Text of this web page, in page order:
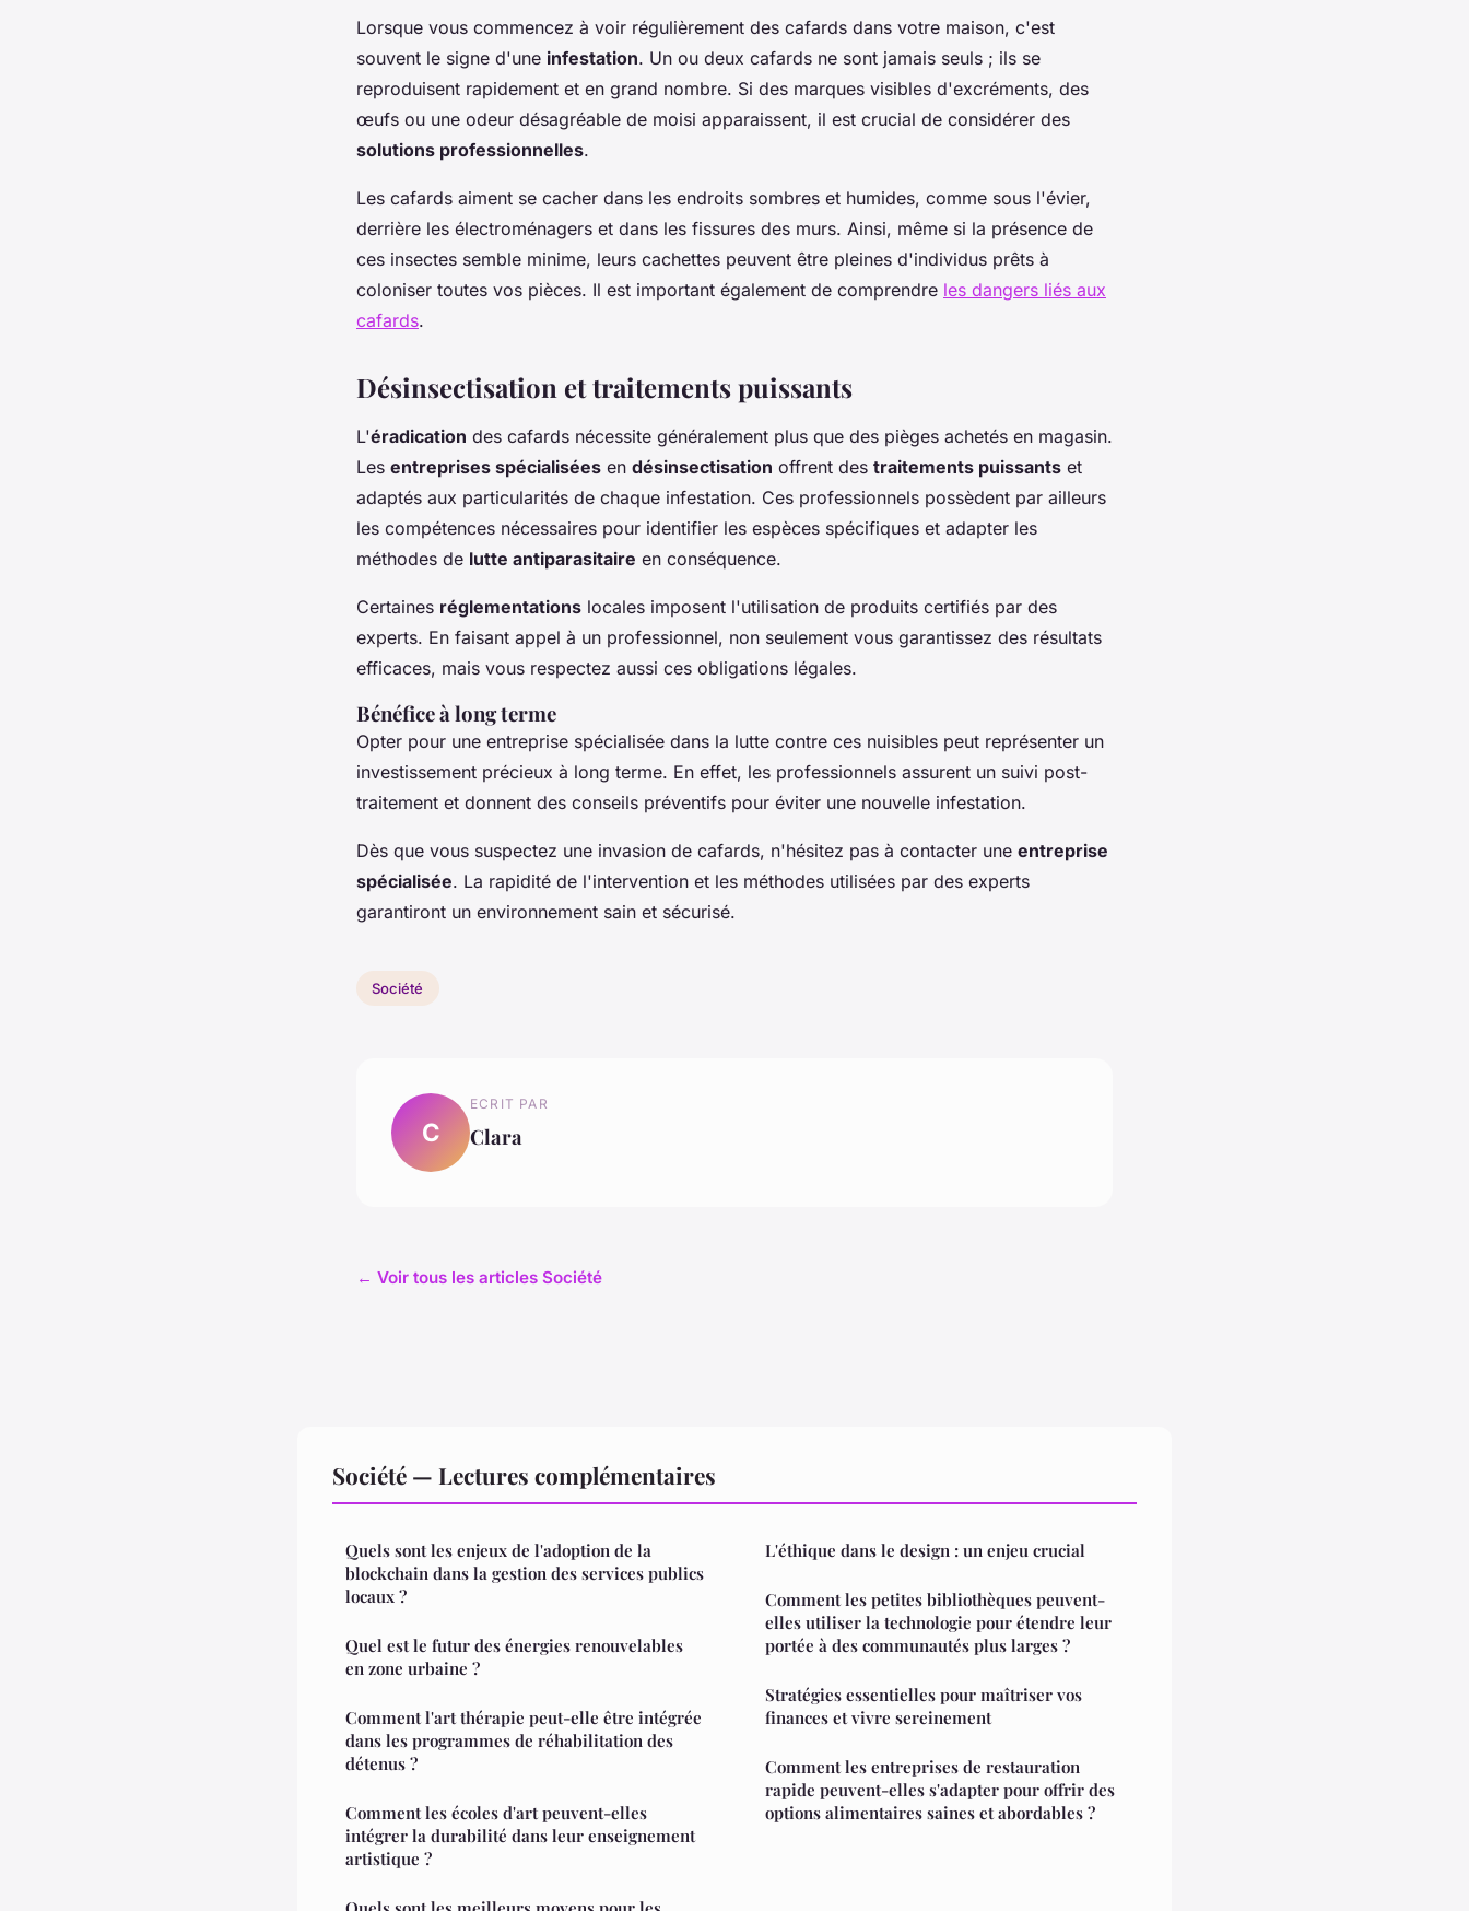
Lorsque vous commencez à voir régulièrement des cafards dans votre maison, c'est
souvent le signe d'une infestation. Un ou deux cafards ne sont jamais seuls ; ils se
reproduisent rapidement et en grand nombre. Si des marques visibles d'excréments, des
œufs ou une odeur désagréable de moisi apparaissent, il est crucial de considérer des
solutions professionnelles.
Les cafards aiment se cacher dans les endroits sombres et humides, comme sous l'évier,
derrière les électroménagers et dans les fissures des murs. Ainsi, même si la présence de
ces insectes semble minime, leurs cachettes peuvent être pleines d'individus prêts à
coloniser toutes vos pièces. Il est important également de comprendre les dangers liés aux
cafards.
Désinsectisation et traitements puissants
L'éradication des cafards nécessite généralement plus que des pièges achetés en magasin.
Les entreprises spécialisées en désinsectisation offrent des traitements puissants et
adaptés aux particularités de chaque infestation. Ces professionnels possèdent par ailleurs
les compétences nécessaires pour identifier les espèces spécifiques et adapter les
méthodes de lutte antiparasitaire en conséquence.
Certaines réglementations locales imposent l'utilisation de produits certifiés par des
experts. En faisant appel à un professionnel, non seulement vous garantissez des résultats
efficaces, mais vous respectez aussi ces obligations légales.
Bénéfice à long terme
Opter pour une entreprise spécialisée dans la lutte contre ces nuisibles peut représenter un
investissement précieux à long terme. En effet, les professionnels assurent un suivi post-
traitement et donnent des conseils préventifs pour éviter une nouvelle infestation.
Dès que vous suspectez une invasion de cafards, n'hésitez pas à contacter une entreprise
spécialisée. La rapidité de l'intervention et les méthodes utilisées par des experts
garantiront un environnement sain et sécurisé.
Société
C
ECRIT PAR
Clara
← Voir tous les articles Société
Société — Lectures complémentaires
Quels sont les enjeux de l'adoption de la
blockchain dans la gestion des services publics
locaux ?
Quel est le futur des énergies renouvelables
en zone urbaine ?
Comment l'art thérapie peut-elle être intégrée
dans les programmes de réhabilitation des
détenus ?
Comment les écoles d'art peuvent-elles
intégrer la durabilité dans leur enseignement
artistique ?
L'éthique dans le design : un enjeu crucial
Comment les petites bibliothèques peuvent-
elles utiliser la technologie pour étendre leur
portée à des communautés plus larges ?
Stratégies essentielles pour maîtriser vos
finances et vivre sereinement
Comment les entreprises de restauration
rapide peuvent-elles s'adapter pour offrir des
options alimentaires saines et abordables ?